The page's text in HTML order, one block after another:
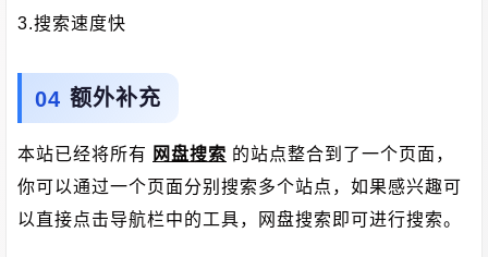
3.搜索速度快
额外补充
本站已经将所有 网盘搜索 的站点整合到了一个页面，
你可以通过一个页面分别搜索多个站点，如果感兴趣可
以直接点击导航栏中的工具，网盘搜索即可进行搜索。